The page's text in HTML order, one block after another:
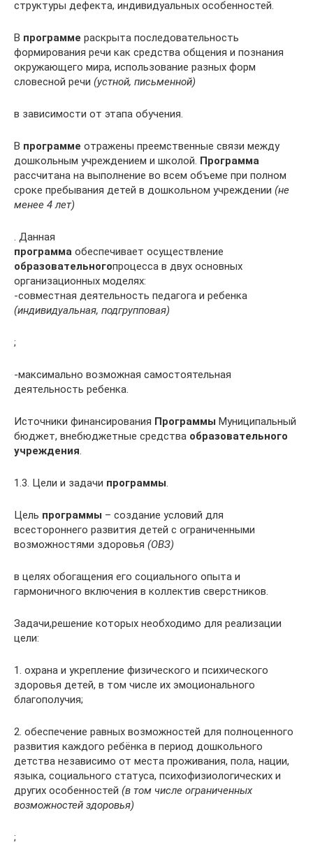
структуры дефекта, индивидуальных особенностей.
В программе раскрыта последовательность
формирования речи как средства общения и познания
окружающего мира, использование разных форм
словесной речи (устной, письменной)
в зависимости от этапа обучения.
В программе отражены преемственные связи между
дошкольным учреждением и школой. Программа
рассчитана на выполнение во всем объеме при полном
сроке пребывания детей в дошкольном учреждении (не
менее 4 лет)
. Данная
программа обеспечивает осуществление
образовательногопроцесса в двух основных
организационных моделях:
-совместная деятельность педагога и ребенка
(индивидуальная, подгрупповая)
;
-максимально возможная самостоятельная
деятельность ребенка.
Источники финансирования Программы Муниципальный
бюджет, внебюджетные средства образовательного
учреждения.
1.3. Цели и задачи программы.
Цель программы – создание условий для
всестороннего развития детей с ограниченными
возможностями здоровья (ОВЗ)
в целях обогащения его социального опыта и
гармоничного включения в коллектив сверстников.
Задачи,решение которых необходимо для реализации
цели:
1. охрана и укрепление физического и психического
здоровья детей, в том числе их эмоционального
благополучия;
2. обеспечение равных возможностей для полноценного
развития каждого ребёнка в период дошкольного
детства независимо от места проживания, пола, нации,
языка, социального статуса, психофизиологических и
других особенностей (в том числе ограниченных
возможностей здоровья)
;